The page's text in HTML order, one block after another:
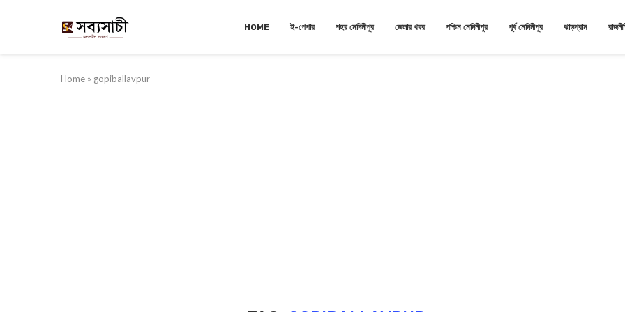
HOME ই-পেপার শহর মেদিনীপুর জেলার খবর পশ্চিম মেদিনীপুর পূর্ব মেদিনীপুর ঝাড়গ্রাম
Home » gopiballavpur